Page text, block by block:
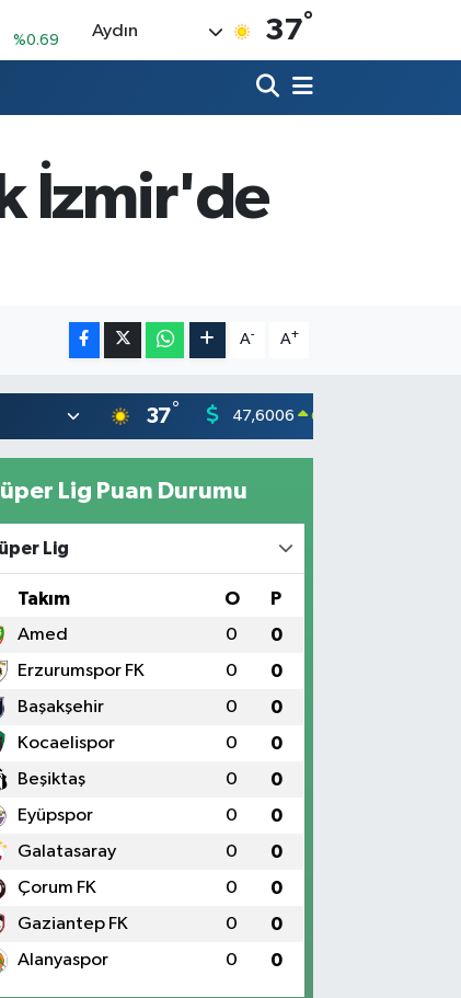
Aydın 37°
İzmir'de
A- A+
37° 47,6006 0.06
Lig Puan Durumu
Lig
Takım O P
Amed 0 0
Erzurumspor FK 0 0
Başakşehir 0 0
Kocaelispor 0 0
Beşiktaş 0 0
Eyüpspor 0 0
Galatasaray 0 0
Çorum FK 0 0
Gaziantep FK 0 0
Alanyaspor 0 0